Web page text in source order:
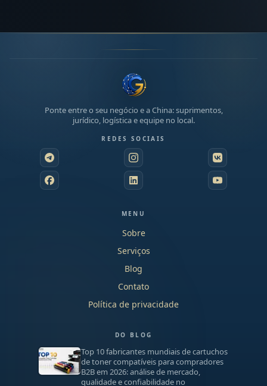
Ponte entre o seu negócio e a China: suprimentos,
jurídico, logística e equipe no local.
REDES SOCIAIS
MENU
Sobre
Serviços
Blog
Contato
Política de privacidade
DO BLOG
Top 10 fabricantes mundiais de cartuchos
de toner compatíveis para compradores
B2B em 2026: análise de mercado,
qualidade e confiabilidade no